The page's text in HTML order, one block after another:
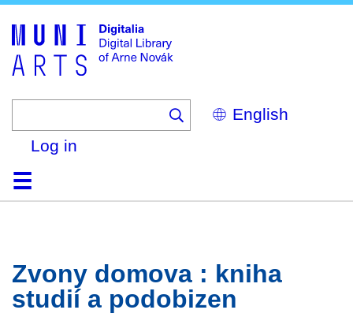
Select
your
Log in
HomeBrowse
Search
About
HelpContactDigitalia
Zvony domova : kniha
studií a podobizen